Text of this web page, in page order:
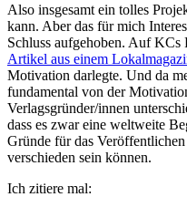
Also insgesamt ein tolles
kann. Aber das für mich
Schluss aufgehoben. Auf KCs
Artikel aus einem
Motivation darlegte. Und da
fundamental von der
Verlagsgründer/innen
dass es zwar eine weltweite
Gründe für das
verschieden sein können.
Ich zitiere mal: